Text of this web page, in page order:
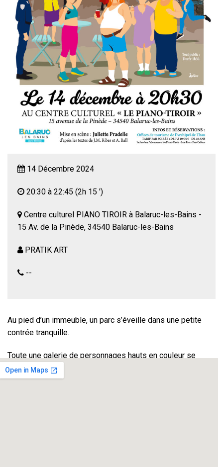
14 Décembre 2024
20:30 à 22:45 (2h 15 ')
Centre culturel PIANO TIROIR à Balaruc-les-Bains -
15 Av. de la Pinède, 34540 Balaruc-les-Bains
PRATIK ART
--
Au pied d’un immeuble, un parc s’éveille dans une petite
contrée tranquille.
Toute une galerie de personnages hauts en couleur se
croisent pour nous raconter une symphonie de l’époque.